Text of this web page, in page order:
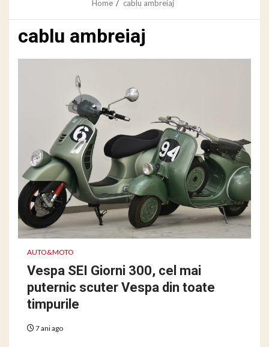
Home cablu ambreiaj
cablu ambreiaj
AUTO&MOTO
Vespa SEI Giorni 300, cel mai
puternic scuter Vespa din toate
timpurile
7 ani ago